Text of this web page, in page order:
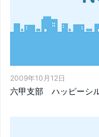
2009年10月12日
六甲支部 ハッピーシ